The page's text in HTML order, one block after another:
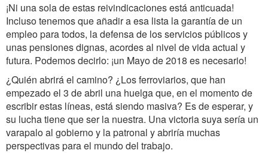
¡Ni una sola de estas reivindicaciones está anticuada!
Incluso tenemos que añadir a esa lista la garantía de un
empleo para todos, la defensa de los servicios públicos y
unas pensiones dignas, acordes al nivel de vida actual y
futura. Podemos decirlo: ¡un Mayo de 2018 es necesario!
¿Quién abrirá el camino? ¿Los ferroviarios, que han
empezado el 3 de abril una huelga que, en el momento de
escribir estas líneas, está siendo masiva? Es de esperar, y
su lucha tiene que ser la nuestra. Una victoria suya sería un
varapalo al gobierno y la patronal y abriría muchas
perspectivas para el mundo del trabajo.